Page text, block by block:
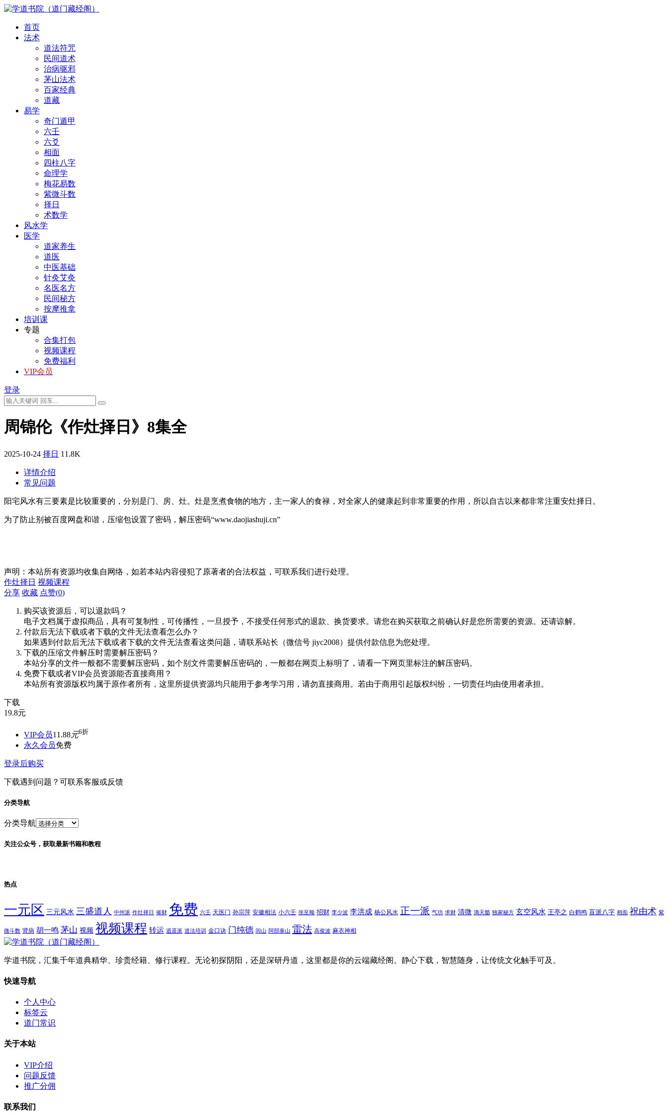
首页
法术
道法符咒
民间道术
治病驱邪
茅山法术
百家经典
道藏
易学
奇门遁甲
六壬
六爻
相面
四柱八字
命理学
梅花易数
紫微斗数
择日
术数学
风水学
医学
道家养生
道医
中医基础
针灸艾灸
名医名方
民间秘方
按摩推拿
培训课
专题
合集打包
视频课程
免费福利
VIP会员
登录
周锦伦《作灶择日》8集全
2025-10-24 择日 11.8K
详情介绍
常见问题
阳宅风水有三要素是比较重要的，分别是门、房、灶。灶是烹煮食物的地方，主一家人的食禄，对全家人的健康起到非常重要的作用，所以自古以来都非常注重安灶择日。
为了防止别被百度网盘和谐，压缩包设置了密码，解压密码“www.daojiashuji.cn”
声明：本站所有资源均收集自网络，如若本站内容侵犯了原著者的合法权益，可联系我们进行处理。
作灶择日 视频课程
分享 收藏 点赞(0)
购买该资源后，可以退款吗？
电子文档属于虚拟商品，具有可复制性，可传播性，一旦授予，不接受任何形式的退款、换货要求。请您在购买获取之前确认好是您所需要的资源。还请谅解。
付款后无法下载或者下载的文件无法查看怎么办？
如果遇到付款后无法下载或者下载的文件无法查看这类问题，请联系站长（微信号 jiyc2008）提供付款信息为您处理。
下载的压缩文件解压时需要解压密码？
本站分享的文件一般都不需要解压密码，如个别文件需要解压密码的，一般都在网页上标明了，请看一下网页里标注的解压密码。
免费下载或者VIP会员资源能否直接商用？
本站所有资源版权均属于原作者所有，这里所提供资源均只能用于参考学习用，请勿直接商用。若由于商用引起版权纠纷，一切责任均由使用者承担。
下载
19.8元
VIP会员11.88元6折
永久会员免费
登录后购买
下载遇到问题？可联系客服或反馈
分类导航
分类导航
关注公众号，获取最新书籍和教程
热点
一元区 三元风水 三盛道人 中州派 作灶择日 催财 免费 六壬 天医门 孙宗萍 安徽相法 小六壬 张至顺 招财 李少波 李洪成 杨公风水 正一派 气功 求财 清微 滴天髓 独家秘方 玄空风水 王亭之 白鹤鸣 盲派八字 相面 祝由术 紫
微斗数 肾病 胡一鸣 茅山 视频 视频课程 转运 逍遥派 道法培训 金口诀 门纯德 闾山 阿部泰山 雷法 高俊波 麻衣神相
学道书院，汇集千年道典精华、珍贵经籍、修行课程。无论初探阴阳，还是深研丹道，这里都是你的云端藏经阁。静心下载，智慧随身，让传统文化触手可及。
快速导航
个人中心
标签云
道门常识
关于本站
VIP介绍
问题反馈
推广分佣
联系我们